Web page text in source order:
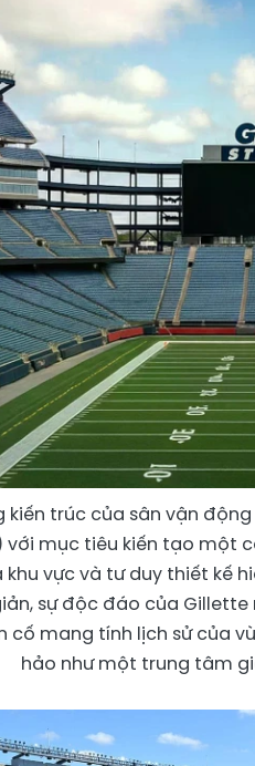
kiến trúc của sân vận
với mục tiêu kiến tạo một
vực và tư duy thiết kế
sự độc đáo của
cố mang tính lịch sử của
hảo như một trung tâm